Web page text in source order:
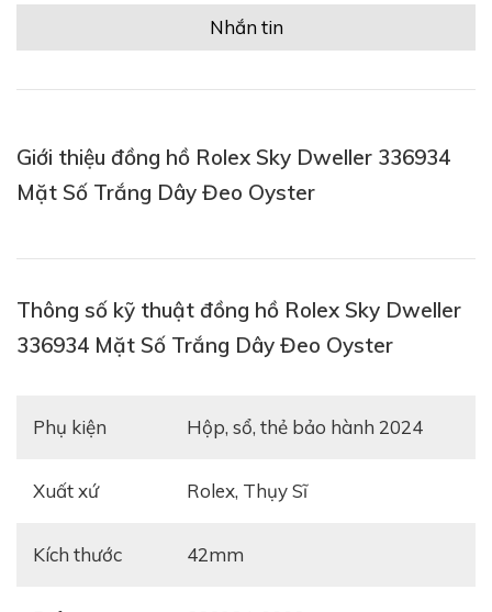
Nhắn tin
Giới thiệu đồng hồ Rolex Sky Dweller 336934
Mặt Số Trắng Dây Đeo Oyster
Thông số kỹ thuật đồng hồ Rolex Sky Dweller
336934 Mặt Số Trắng Dây Đeo Oyster
Phụ kiện hộp, sổ, thẻ bảo hành 2024
Xuất xứ Rolex, Thụy Sĩ
Kích thước 42mm